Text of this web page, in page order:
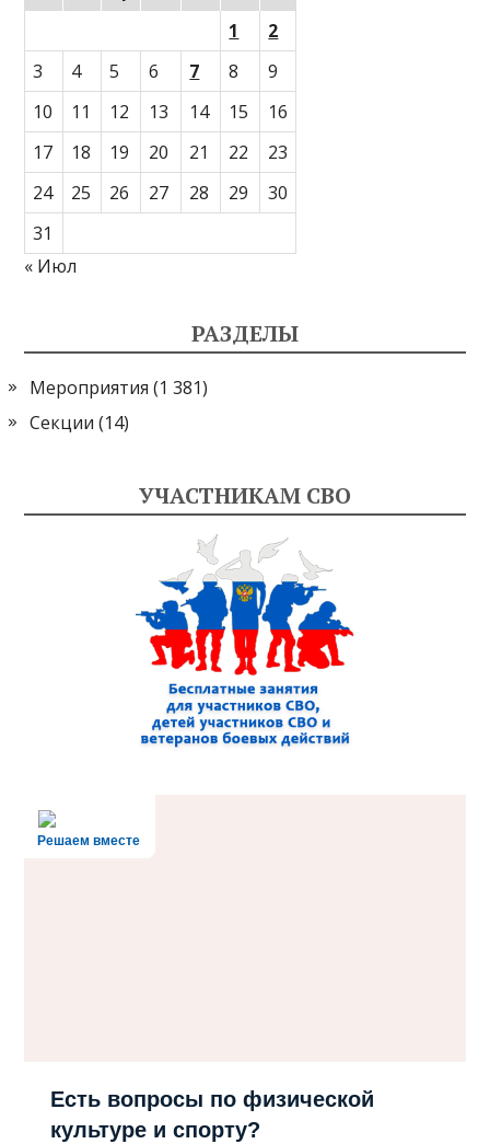
1
2
3
4 5 6 7 8
9
10
11 12 13 14 15
16
17
18 19 20 21 22
23
24
25 26 27 28 29
30
31
« Июл
РАЗДЕЛЫ
Мероприятия (1 381)
Секции (14)
УЧАСТНИКАМ СВО
Решаем вместе
Есть вопросы по физической
культуре и спорту?